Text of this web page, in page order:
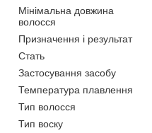
Мінімальна довжина
волосся
Призначення і результат
Стать
Застосування засобу
Температура плавлення
Тип волосся
Тип воску